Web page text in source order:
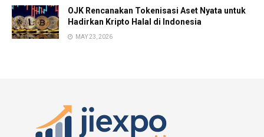
OJK Rencanakan Tokenisasi Aset Nyata untuk
Hadirkan Kripto Halal di Indonesia
MAY 23, 2026